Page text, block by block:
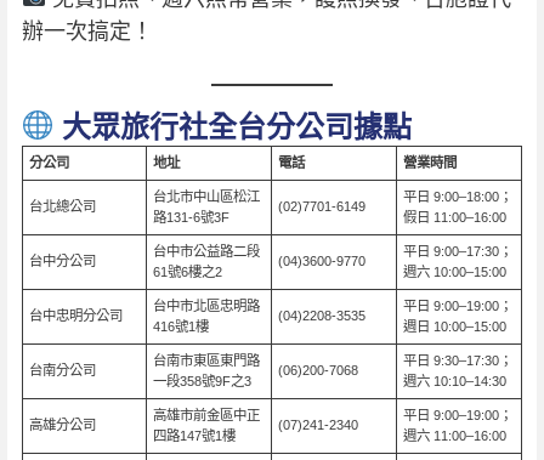
辦一次搞定！
大眾旅行社全台分公司據點
分公司 地址 電話 營業時間
台北總公司
台北市中山區松江
路131-6號3F
(02)7701-6149
平日 9:00–18:00；
假日 11:00–16:00
台中分公司
台中市公益路二段
61號6樓之2
(04)3600-9770
平日 9:00–17:30；
週六 10:00–15:00
台中忠明分公司
台中市北區忠明路
416號1樓
(04)2208-3535
平日 9:00–19:00；
週日 10:00–15:00
台南分公司
台南市東區東門路
一段358號9F之3
(06)200-7068
平日 9:30–17:30；
週六 10:10–14:30
高雄分公司
高雄市前金區中正
四路147號1樓
(07)241-2340
平日 9:00–19:00；
週六 11:00–16:00